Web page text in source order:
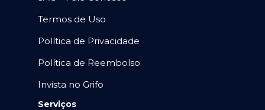
Termos de Uso
Política de Privacidade
Política de Reembolso
Invista no Grifo
Serviços